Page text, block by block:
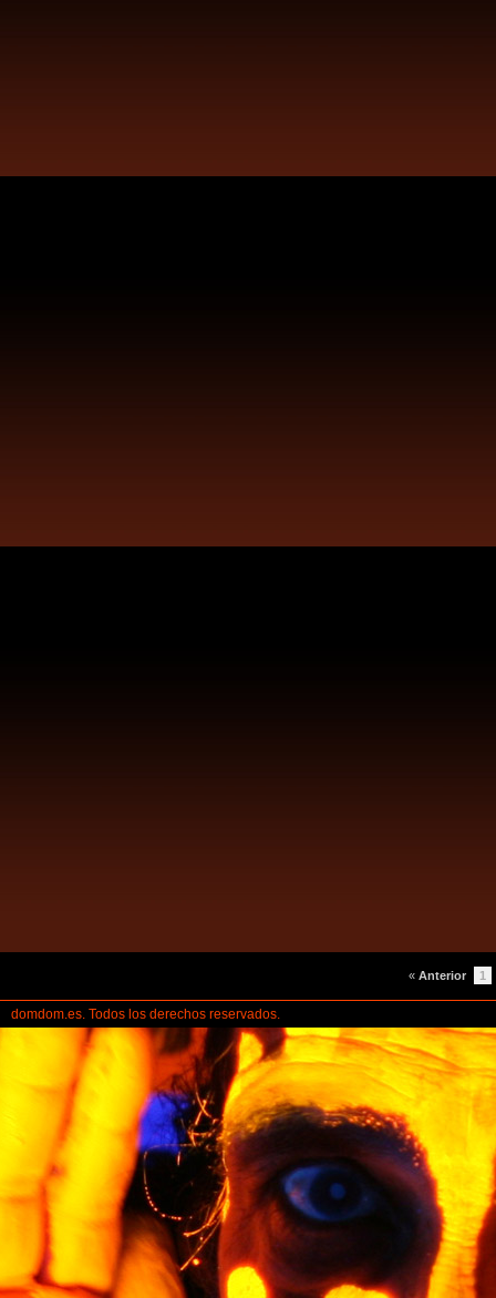
« Anterior 1
domdom.es. Todos los derechos reservados.